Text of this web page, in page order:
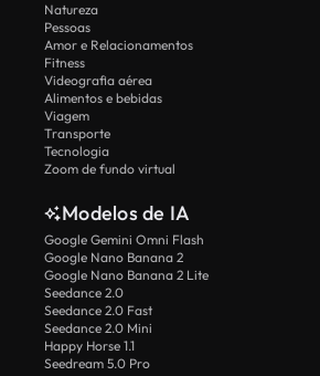
Natureza
Pessoas
Amor e Relacionamentos
Fitness
Videografia aérea
Alimentos e bebidas
Viagem
Transporte
Tecnologia
Zoom de fundo virtual
Modelos de IA
Google Gemini Omni Flash
Google Nano Banana 2
Google Nano Banana 2 Lite
Seedance 2.0
Seedance 2.0 Fast
Seedance 2.0 Mini
Happy Horse 1.1
Seedream 5.0 Pro